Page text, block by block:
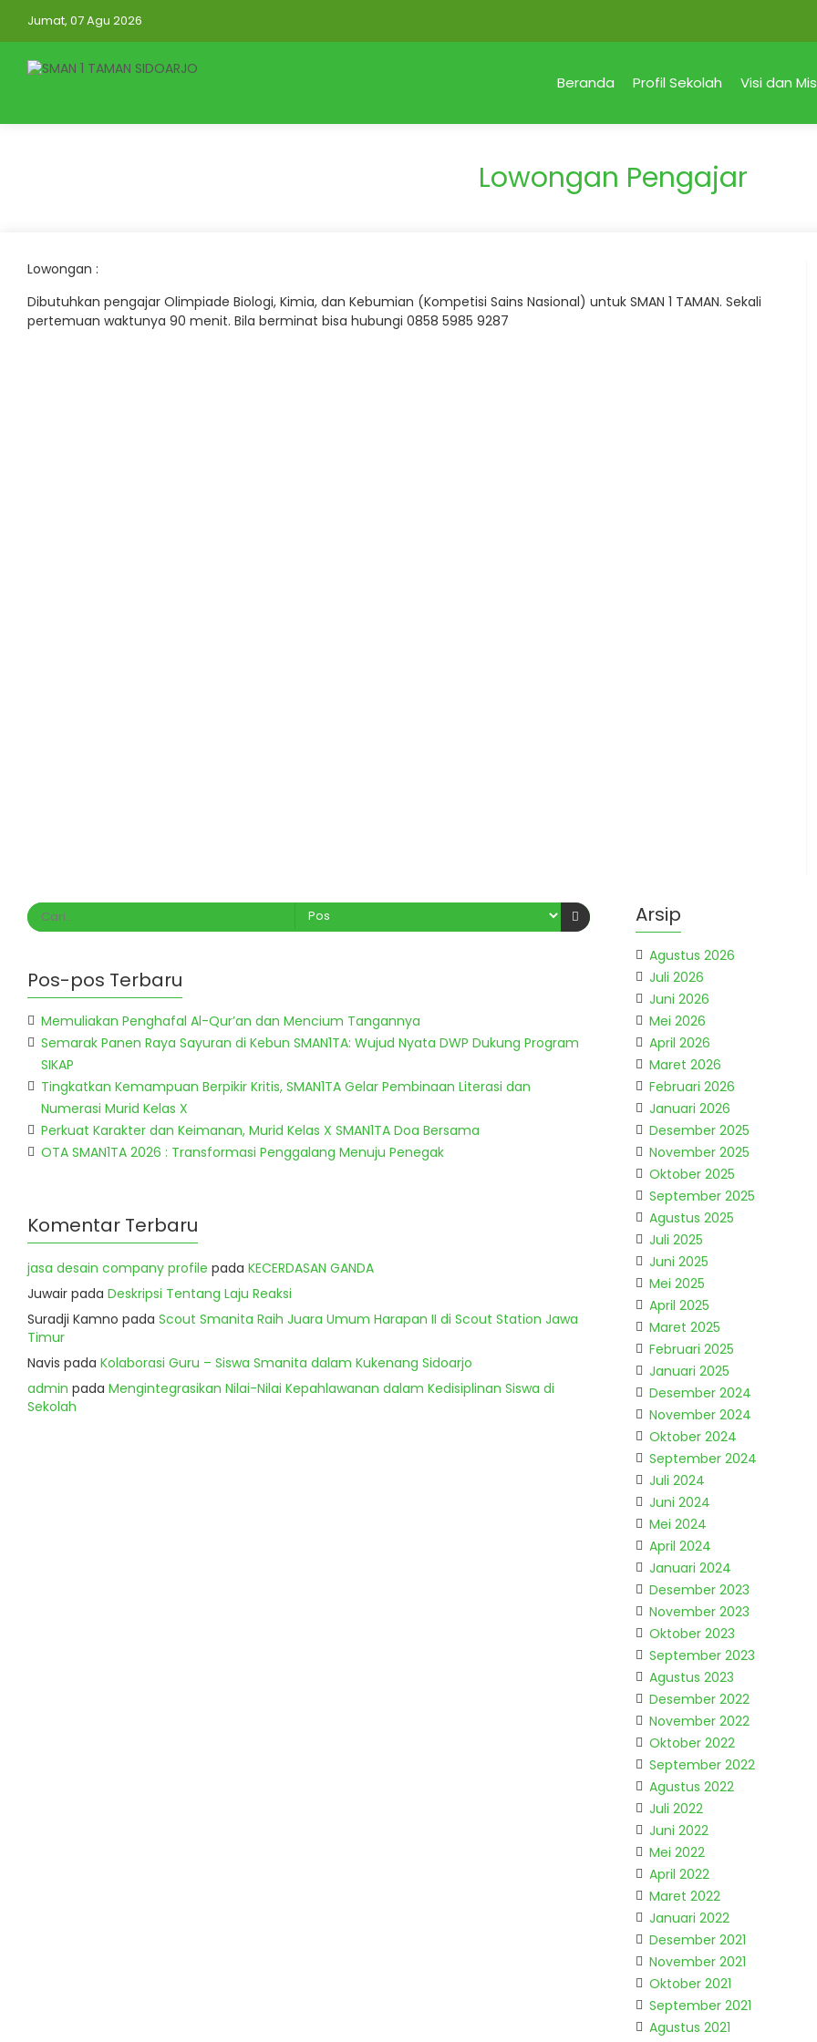
Jumat, 07 Agu 2026
Beranda Profil Sekolah Visi dan
Lowongan Pengajar
Lowongan :
Dibutuhkan pengajar Olimpiade Biologi, Kimia, dan Kebumian (Kompetisi Sains Nasional) untuk SMAN 1 TAMAN. Sekali
pertemuan waktunya 90 menit. Bila berminat bisa hubungi 0858 5985 9287
Pos-pos Terbaru
Memuliakan Penghafal Al-Qur’an dan Mencium Tangannya
Semarak Panen Raya Sayuran di Kebun SMAN1TA: Wujud Nyata DWP Dukung Program
SIKAP
Tingkatkan Kemampuan Berpikir Kritis, SMAN1TA Gelar Pembinaan Literasi dan
Numerasi Murid Kelas X
Perkuat Karakter dan Keimanan, Murid Kelas X SMAN1TA Doa Bersama
OTA SMAN1TA 2026 : Transformasi Penggalang Menuju Penegak
Komentar Terbaru
jasa desain company profile pada KECERDASAN GANDA
Juwair pada Deskripsi Tentang Laju Reaksi
Suradji Kamno pada Scout Smanita Raih Juara Umum Harapan II di Scout Station Jawa
Timur
Navis pada Kolaborasi Guru – Siswa Smanita dalam Kukenang Sidoarjo
admin pada Mengintegrasikan Nilai-Nilai Kepahlawanan dalam Kedisiplinan Siswa di
Sekolah
Arsip
Agustus 2026
Juli 2026
Juni 2026
Mei 2026
April 2026
Maret 2026
Februari 2026
Januari 2026
Desember 2025
November 2025
Oktober 2025
September 2025
Agustus 2025
Juli 2025
Juni 2025
Mei 2025
April 2025
Maret 2025
Februari 2025
Januari 2025
Desember 2024
November 2024
Oktober 2024
September 2024
Juli 2024
Juni 2024
Mei 2024
April 2024
Januari 2024
Desember 2023
November 2023
Oktober 2023
September 2023
Agustus 2023
Desember 2022
November 2022
Oktober 2022
September 2022
Agustus 2022
Juli 2022
Juni 2022
Mei 2022
April 2022
Maret 2022
Januari 2022
Desember 2021
November 2021
Oktober 2021
September 2021
Agustus 2021